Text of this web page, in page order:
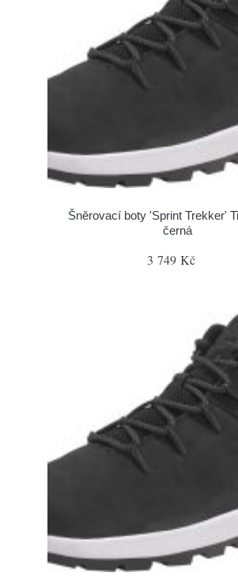
Šněrovací boty 'Sprint Trekker'
černá
3 749 Kč